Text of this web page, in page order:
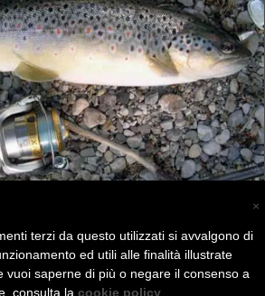
×
terzi da questo utilizzati si avvalgono di
ed utili alle finalità illustrate
vuoi saperne di più o negare il consenso a
consulta la cookie policy